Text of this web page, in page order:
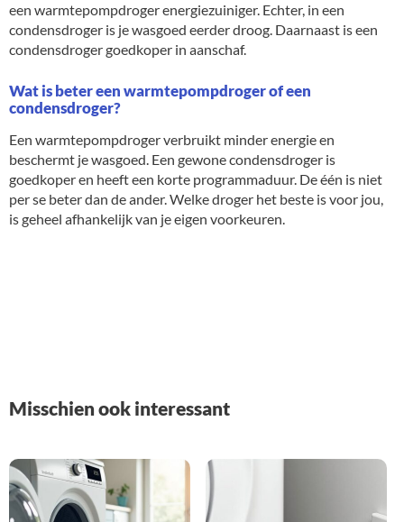
een warmtepompdroger energiezuiniger. Echter, in een
condensdroger is je wasgoed eerder droog. Daarnaast is een
condensdroger goedkoper in aanschaf.
Wat is beter een warmtepompdroger of een
condensdroger?
Een warmtepompdroger verbruikt minder energie en
beschermt je wasgoed. Een gewone condensdroger is
goedkoper en heeft een korte programmaduur. De één is niet
per se beter dan de ander. Welke droger het beste is voor jou,
is geheel afhankelijk van je eigen voorkeuren.
Misschien ook interessant